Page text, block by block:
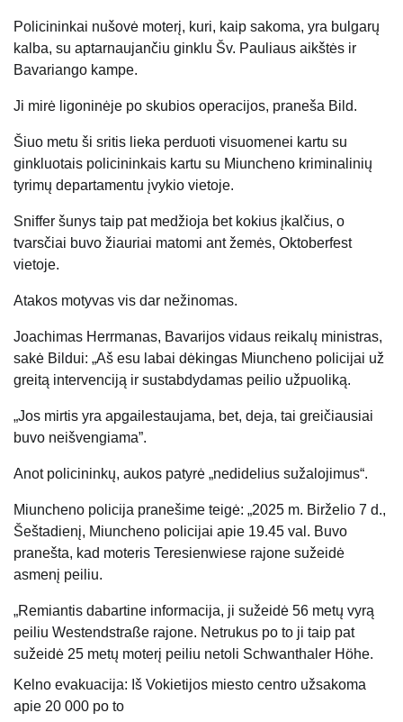
Policininkai nušovė moterį, kuri, kaip sakoma, yra bulgarų
kalba, su aptarnaujančiu ginklu Šv. Pauliaus aikštės ir
Bavariango kampe.
Ji mirė ligoninėje po skubios operacijos, praneša Bild.
Šiuo metu ši sritis lieka perduoti visuomenei kartu su
ginkluotais policininkais kartu su Miuncheno kriminalinių
tyrimų departamentu įvykio vietoje.
Sniffer šunys taip pat medžioja bet kokius įkalčius, o
tvarsčiai buvo žiauriai matomi ant žemės, Oktoberfest
vietoje.
Atakos motyvas vis dar nežinomas.
Joachimas Herrmanas, Bavarijos vidaus reikalų ministras,
sakė Bildui: „Aš esu labai dėkingas Miuncheno policijai už
greitą intervenciją ir sustabdydamas peilio užpuoliką.
„Jos mirtis yra apgailestaujama, bet, deja, tai greičiausiai
buvo neišvengiama”.
Anot policininkų, aukos patyrė „nedidelius sužalojimus“.
Miuncheno policija pranešime teigė: „2025 m. Birželio 7 d.,
Šeštadienį, Miuncheno policijai apie 19.45 val. Buvo
pranešta, kad moteris Teresienwiese rajone sužeidė
asmenį peiliu.
„Remiantis dabartine informacija, ji sužeidė 56 metų vyrą
peiliu Westendstraße rajone. Netrukus po to ji taip pat
sužeidė 25 metų moterį peiliu netoli Schwanthaler Höhe.
Kelno evakuacija: Iš Vokietijos miesto centro užsakoma
apie 20 000 po to